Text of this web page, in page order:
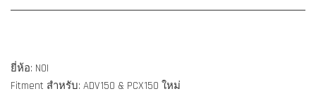
ยี่ห้อ: NOI
Fitment สำหรับ: ADV150 & PCX150 ใหม่